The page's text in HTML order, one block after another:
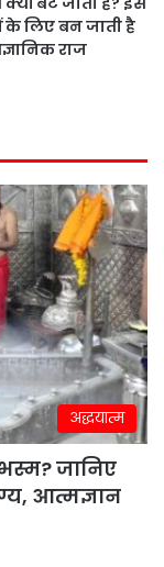
लिए बन जाती है
राज
अद्धयात्म
जानिए
आत्मज्ञान